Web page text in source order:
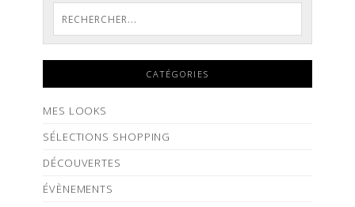
CATÉGORIES
MES LOOKS
SÉLECTIONS SHOPPING
DÉCOUVERTES
ÉVÈNEMENTS